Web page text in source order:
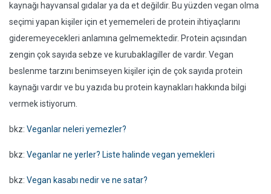
kaynağı hayvansal gıdalar ya da et değildir. Bu yüzden vegan olma
seçimi yapan kişiler için et yememeleri de protein ihtiyaçlarını
gideremeyecekleri anlamına gelmemektedir. Protein açısından
zengin çok sayıda sebze ve kurubaklagiller de vardır. Vegan
beslenme tarzını benimseyen kişiler için de çok sayıda protein
kaynağı vardır ve bu yazıda bu protein kaynakları hakkında bilgi
vermek istiyorum.
bkz: Veganlar neleri yemezler?
bkz: Veganlar ne yerler? Liste halinde vegan yemekleri
bkz: Vegan kasabı nedir ve ne satar?